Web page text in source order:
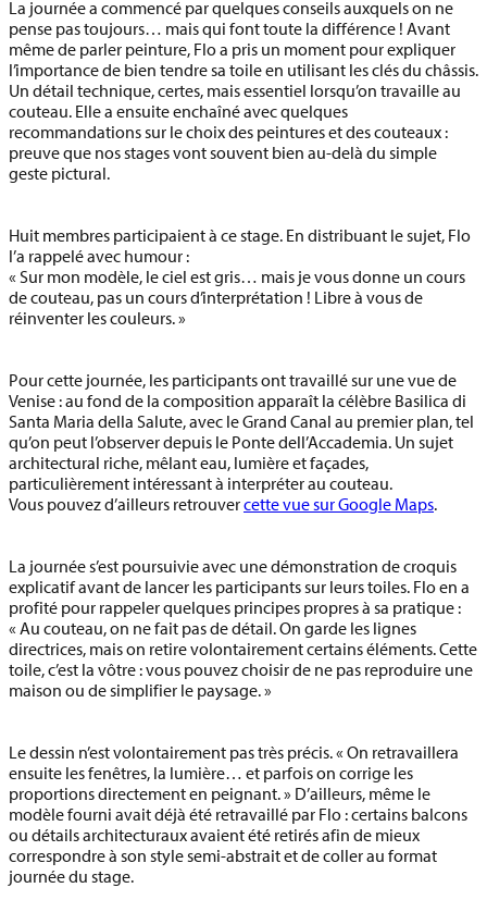
La journée a commencé par quelques conseils auxquels on ne
pense pas toujours… mais qui font toute la différence ! Avant
même de parler peinture, Flo a pris un moment pour expliquer
l’importance de bien tendre sa toile en utilisant les clés du châssis.
Un détail technique, certes, mais essentiel lorsqu’on travaille au
couteau. Elle a ensuite enchaîné avec quelques
recommandations sur le choix des peintures et des couteaux :
preuve que nos stages vont souvent bien au-delà du simple
geste pictural.
Huit membres participaient à ce stage. En distribuant le sujet, Flo
l’a rappelé avec humour :
« Sur mon modèle, le ciel est gris… mais je vous donne un cours
de couteau, pas un cours d’interprétation ! Libre à vous de
réinventer les couleurs. »
Pour cette journée, les participants ont travaillé sur une vue de
Venise : au fond de la composition apparaît la célèbre Basilica di
Santa Maria della Salute, avec leGrand Canal au premier plan, tel
qu’on peut l’observer depuis le Ponte dell’Accademia. Un sujet
architectural riche, mêlant eau, lumière et façades,
particulièrement intéressant à interpréter au couteau.
Vous pouvez d’ailleurs retrouvercette vue sur Google Maps.
La journée s’est poursuivie avec une démonstration de croquis
explicatif avant de lancer les participants sur leurs toiles. Flo en a
profité pour rappeler quelques principes propres à sa pratique :
« Au couteau, on ne fait pas de détail. On garde les lignes
directrices, mais on retire volontairement certains éléments. Cette
toile, c’est la vôtre : vous pouvez choisir de ne pas reproduire une
maison ou de simplifier le paysage. »
Le dessin n’est volontairement pas très précis. « On retravaillera
ensuite les fenêtres, la lumière… et parfois on corrige les
proportions directement en peignant. » D’ailleurs, même le
modèle fourni avait déjà été retravaillé par Flo : certains balcons
ou détails architecturaux avaient été retirés afin de mieux
correspondre à son style semi-abstrait et de coller au format
journée du stage.